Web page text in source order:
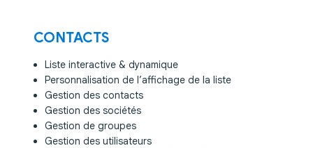
CONTACTS
Liste interactive & dynamique
Personnalisation de l’affichage de la liste
Gestion des contacts
Gestion des sociétés
Gestion de groupes
Gestion des utilisateurs